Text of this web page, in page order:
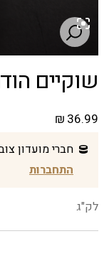
שוקיים
₪ 36.99
חברי מועדון צוברים 3 נקודות
התחברות
לק"ג